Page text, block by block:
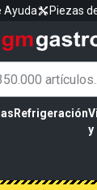
Ayuda Piezas
Refrigeración
y